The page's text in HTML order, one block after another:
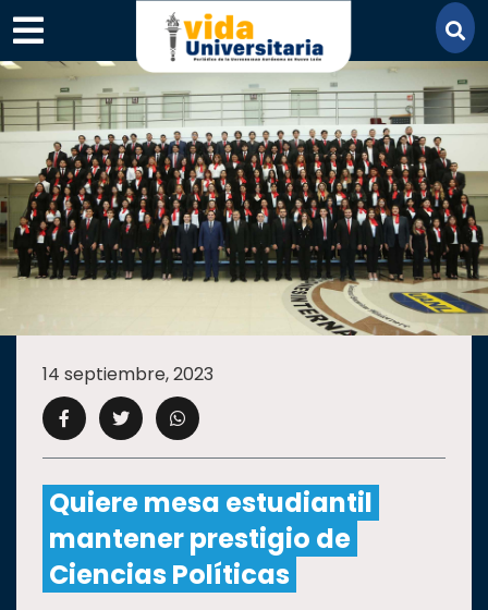
×
SECCIONES
ACADEMIA
CAMPUS UANL
CULTURA
DEPORTES
14 septiembre, 2023
Quiere mesa estudiantil
mantener prestigio de
Ciencias Políticas